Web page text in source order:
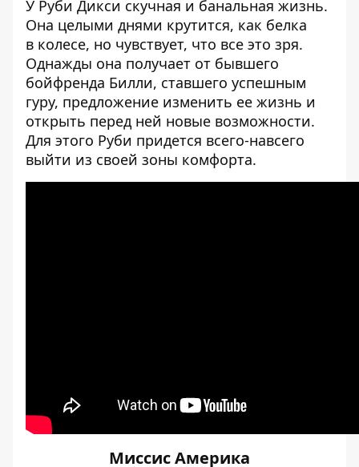
У Руби Дикси скучная и банальная жизнь.
Она целыми днями крутится, как белка
в колесе, но чувствует, что все это зря.
Однажды она получает от бывшего
бойфренда Билли, ставшего успешным
гуру, предложение изменить ее жизнь и
открыть перед ней новые возможности.
Для этого Руби придется всего-навсего
выйти из своей зоны комфорта.
Миссис Америка